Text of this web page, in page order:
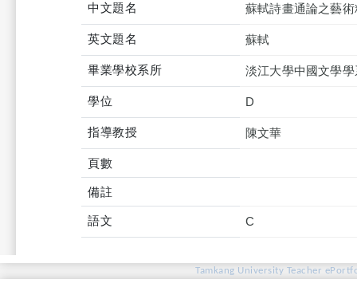
中文題名 蘇軾詩畫通論之藝
英文題名 蘇軾
畢業學校系所 淡江大學中國文學
學位 D
指導教授 陳文華
頁數
備註
語文 C
Tamkang University Teacher